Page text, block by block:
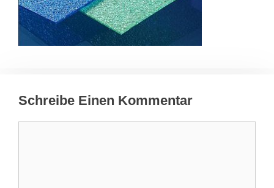
Schreibe Einen Kommentar